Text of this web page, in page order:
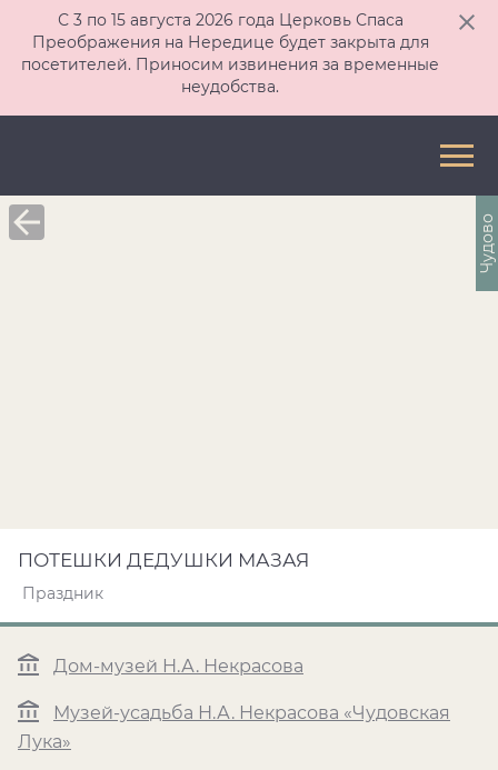
С 3 по 15 августа 2026 года Церковь Спаса
Преображения на Нередице будет закрыта для
посетителей. Приносим извинения за временные
неудобства.
ПОТЕШКИ ДЕДУШКИ МАЗАЯ
Праздник
Дом-музей Н.А. Некрасова
Музей-усадьба Н.А. Некрасова «Чудовская
Лука»
Чудово